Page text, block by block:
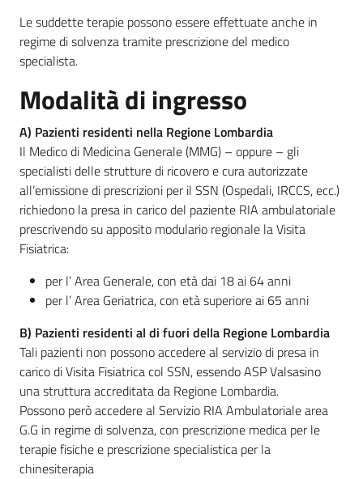
Le suddette terapie possono essere effettuate anche in
regime di solvenza tramite prescrizione del medico
specialista.
Modalità di ingresso
A) Pazienti residenti nella Regione Lombardia
Il Medico di Medicina Generale (MMG) – oppure – gli
specialisti delle strutture di ricovero e cura autorizzate
all’emissione di prescrizioni per il SSN (Ospedali, IRCCS, ecc.)
richiedono la presa in carico del paziente RIA ambulatoriale
prescrivendo su apposito modulario regionale la Visita
Fisiatrica:
per l’ Area Generale, con età dai 18 ai 64 anni
per l’ Area Geriatrica, con età superiore ai 65 anni
B) Pazienti residenti al di fuori della Regione Lombardia
Tali pazienti non possono accedere al servizio di presa in
carico di Visita Fisiatrica col SSN, essendo ASP Valsasino
una struttura accreditata da Regione Lombardia.
Possono però accedere al Servizio RIA Ambulatoriale area
G.G in regime di solvenza, con prescrizione medica per le
terapie fisiche e prescrizione specialistica per la
chinesiterapia